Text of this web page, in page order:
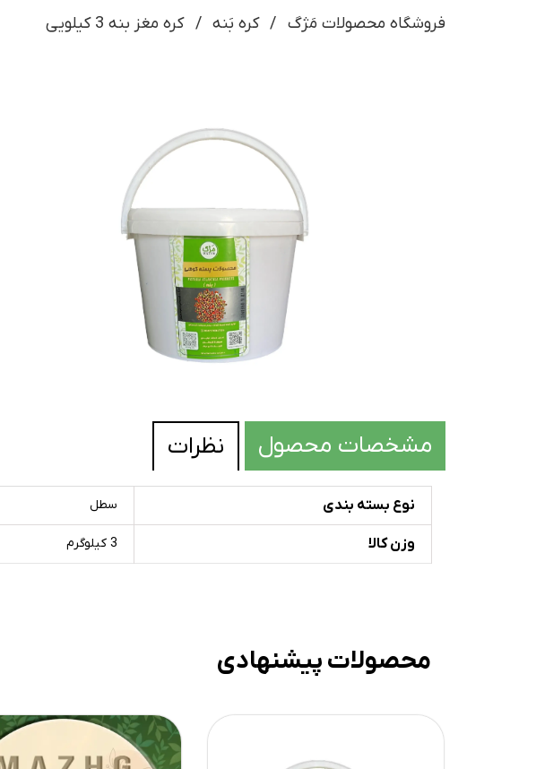
فروشگاه محصولات مَژگ کره بَنه کره مغز بنه 3 کیلویی
مشخصات محصول نظرات
نوع بسته بندی سطل
وزن کالا 3 کیلوگرم
محصولات پیشنهادی